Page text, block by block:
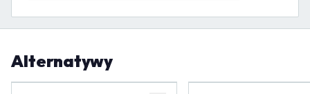
Alternatywy